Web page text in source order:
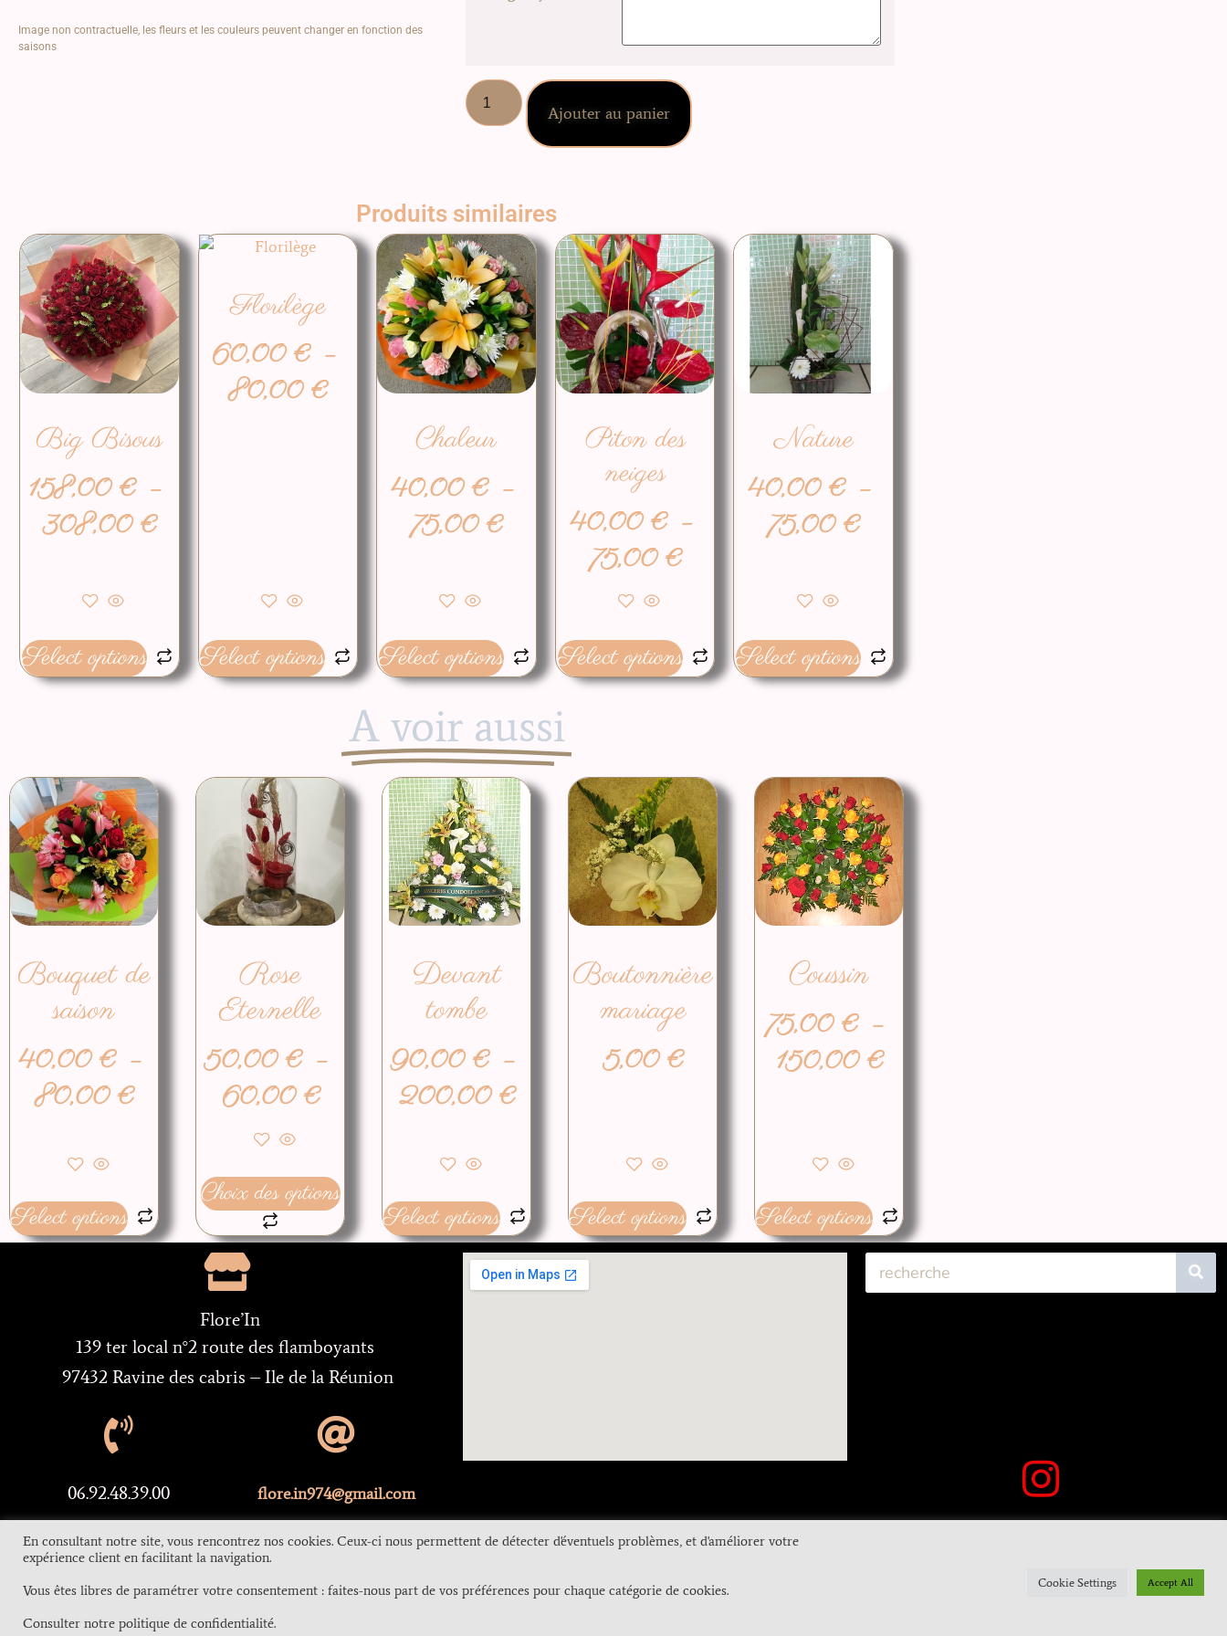
Image non contractuelle, les fleurs et les couleurs peuvent changer en fonction des
saisons
Ajouter au panier
Produits similaires
Big Bisous
158,00€ –
308,00€
Select options
Florilège
60,00€ –
80,00€
Select options
Chaleur
40,00€ –
75,00€
Select options
Piton des
neiges
40,00€ –
75,00€
Select options
Nature
40,00€ –
75,00€
Select options
A voir aussi
Bouquet de
saison
40,00€ –
80,00€
Select options
Rose
Eternelle
50,00€ –
60,00€
Choix des options
Devant
tombe
90,00€ –
200,00€
Select options
Boutonnière
mariage
5,00€
Select options
Coussin
75,00€ –
150,00€
Select options
Flore’In
139 ter local n°2 route des flamboyants
97432 Ravine des cabris – Ile de la Réunion
06.92.48.39.00
02.62.42.31.26
flore.in974@gmail.com
En consultant notre site, vous rencontrez nos cookies. Ceux-ci nous permettent de détecter d'éventuels problèmes, et d'améliorer votre
expérience client en facilitant la navigation.
Vous êtes libres de paramétrer votre consentement : faites-nous part de vos préférences pour chaque catégorie de cookies.
Consulter notre politique de confidentialité.
Cookie Settings Accept All